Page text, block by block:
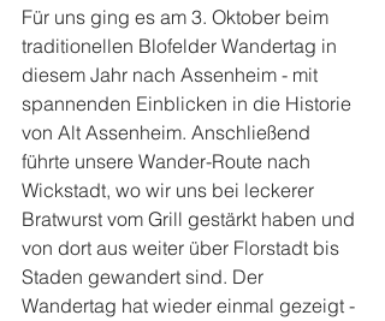
Für uns ging es am 3. Oktober beim
traditionellen Blofelder Wandertag in
diesem Jahr nach Assenheim - mit
spannenden Einblicken in die Historie
von Alt Assenheim. Anschließend
führte unsere Wander-Route nach
Wickstadt, wo wir uns bei leckerer
Bratwurst vom Grill gestärkt haben und
von dort aus weiter über Florstadt bis
Staden gewandert sind. Der
Wandertag hat wieder einmal gezeigt -